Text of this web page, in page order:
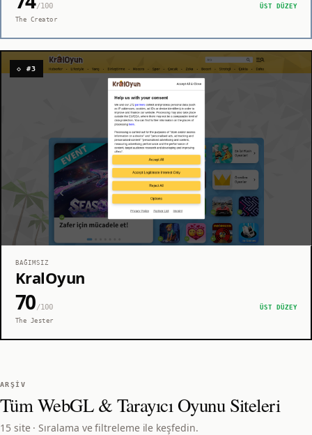
/100
ÜST DÜZEY
The Creator
◇ #3
BAĞIMSIZ
KralOyun
70/100
ÜST DÜZEY
The Jester
ARŞIV
TümWebGL & Tarayıcı OyunuSiteleri
15 site · Sıralama ve filtreleme ile keşfedin.